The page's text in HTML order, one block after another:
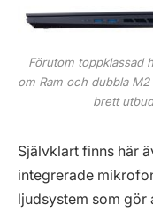
Förutom toppklassad
om Ram och dubbla
brett
Självklart finns här
integrerade
ljudsystem som gör